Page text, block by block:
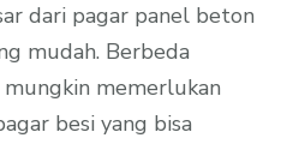
dari pagar panel beton
mudah. Berbeda
memerlukan
besi yang bisa